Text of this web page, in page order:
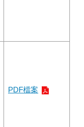
PDF檔案